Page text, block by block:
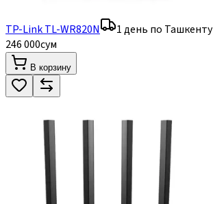
TP-Link TL-WR820N
1 день по Ташкенту
246 000сум
В корзину